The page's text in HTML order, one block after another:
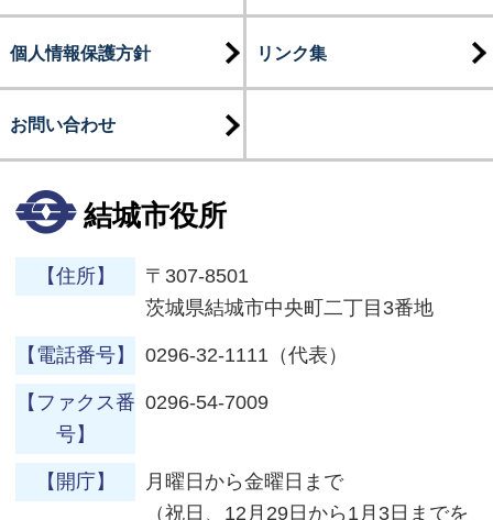
個人情報保護方針 リンク集
お問い合わせ
結城市役所
【住所】
〒307-8501
茨城県結城市中央町二丁目3番地
【電話番号】 0296-32-1111（代表）
【ファクス番
号】
0296-54-7009
【開庁】
月曜日から金曜日まで
（祝日、12月29日から1月3日までを